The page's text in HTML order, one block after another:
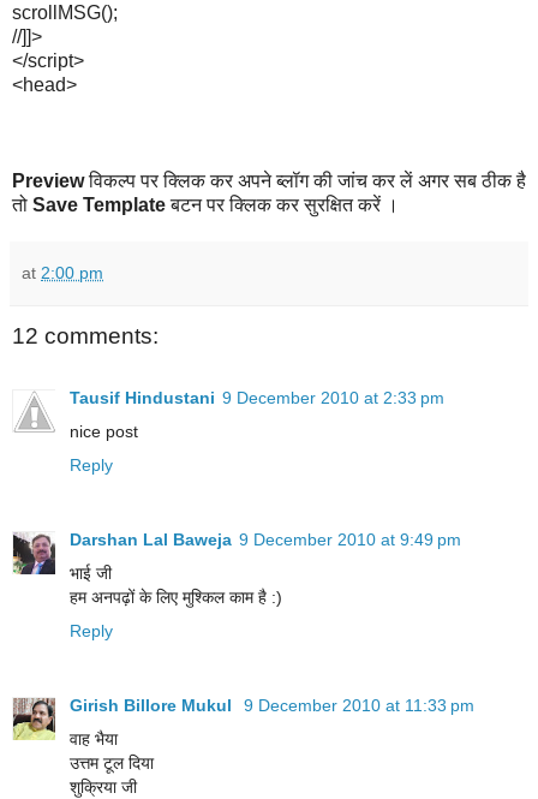
scrollMSG();
//]]>
</script>
<head>
Previewविकल्प पर क्लिक कर अपने ब्लॉग की जांच कर लें अगर सब ठीक है
तो Save Templateबटन पर क्लिक कर सुरक्षित करें ।
at 2:00 pm
12 comments:
Tausif Hindustani 9 December 2010 at 2:33 pm
nice post
Reply
Darshan Lal Baweja 9 December 2010 at 9:49 pm
भाई जी
हम अनपढ़ों के लिए मुश्किल काम है :)
Reply
Girish Billore Mukul
9 December 2010 at 11:33 pm
वाह भैया
उत्तम टूल दिया
शुक्रिया जी